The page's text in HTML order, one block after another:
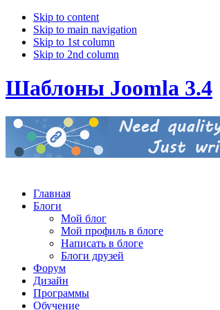
Skip to content
Skip to main navigation
Skip to 1st column
Skip to 2nd column
Шаблоны Joomla 3.4
Главная
Блоги
Мой блог
Мой профиль в блоге
Написать в блоге
Блоги друзей
Форум
Дизайн
Программы
Обучение